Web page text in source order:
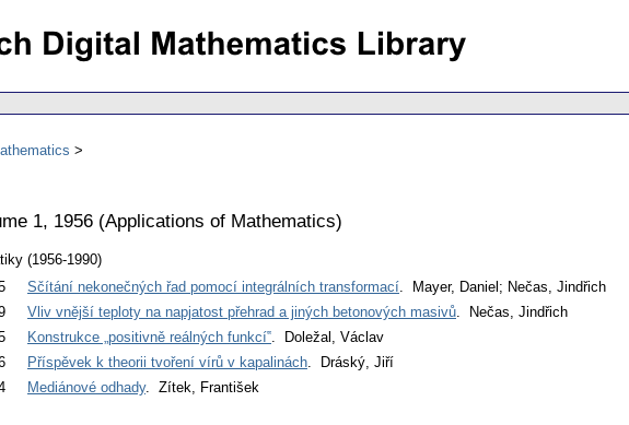
1, 1956 (Applications of Mathematics)
(1956-1990)
Sčítání nekonečných řad pomocí integrálních transformací. Mayer, Daniel; Nečas, Jindřich
Vliv vnější teploty na napjatost přehrad a jiných betonových masivů. Nečas, Jindřich
Konstrukce „positivně reálných funkcí‟. Doležal, Václav
Příspěvek k theorii tvoření vírů v kapalinách. Dráský, Jiří
Mediánové odhady. Zítek, František